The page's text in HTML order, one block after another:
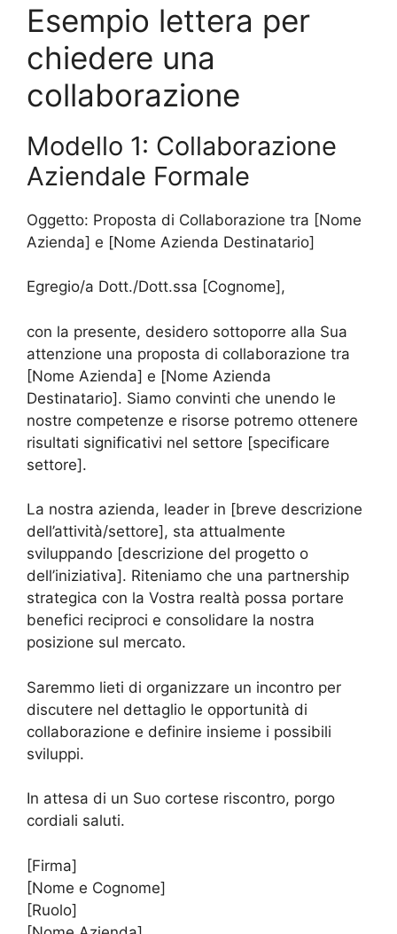
Esempio lettera per
chiedere una
collaborazione
Modello 1: Collaborazione
Aziendale Formale
Oggetto: Proposta di Collaborazione tra [Nome
Azienda] e [Nome Azienda Destinatario]
Egregio/a Dott./Dott.ssa [Cognome],
con la presente, desidero sottoporre alla Sua
attenzione una proposta di collaborazione tra
[Nome Azienda] e [Nome Azienda
Destinatario]. Siamo convinti che unendo le
nostre competenze e risorse potremo ottenere
risultati significativi nel settore [specificare
settore].
La nostra azienda, leader in [breve descrizione
dell’attività/settore], sta attualmente
sviluppando [descrizione del progetto o
dell’iniziativa]. Riteniamo che una partnership
strategica con la Vostra realtà possa portare
benefici reciproci e consolidare la nostra
posizione sul mercato.
Saremmo lieti di organizzare un incontro per
discutere nel dettaglio le opportunità di
collaborazione e definire insieme i possibili
sviluppi.
In attesa di un Suo cortese riscontro, porgo
cordiali saluti.
[Firma]
[Nome e Cognome]
[Ruolo]